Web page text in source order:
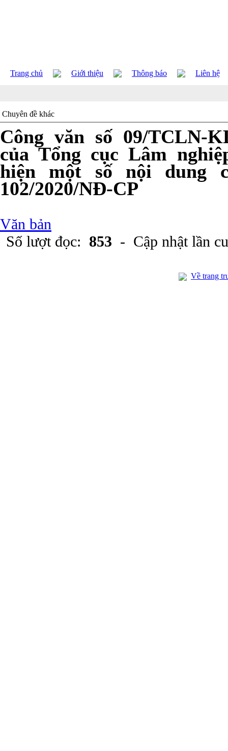
Trang chủ Giới thiệu Thông báo Liên hệ
Chuyên đề khác
Công văn số 09/TCLN-
của Tổng cục Lâm
hiện một số nội dung
102/2020/NĐ-CP
Văn bản
Số lượt đọc: 853 - Cập nhật lần
Về trang